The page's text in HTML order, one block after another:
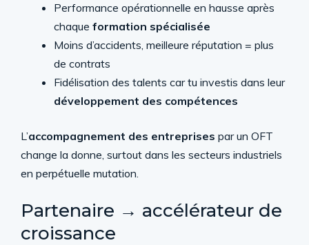
Performance opérationnelle en hausse après
chaque formation spécialisée
Moins d’accidents, meilleure réputation = plus
de contrats
Fidélisation des talents car tu investis dans leur
développement des compétences
L’accompagnement des entreprises par un OFT
change la donne, surtout dans les secteurs industriels
en perpétuelle mutation.
Partenaire → accélérateur de
croissance